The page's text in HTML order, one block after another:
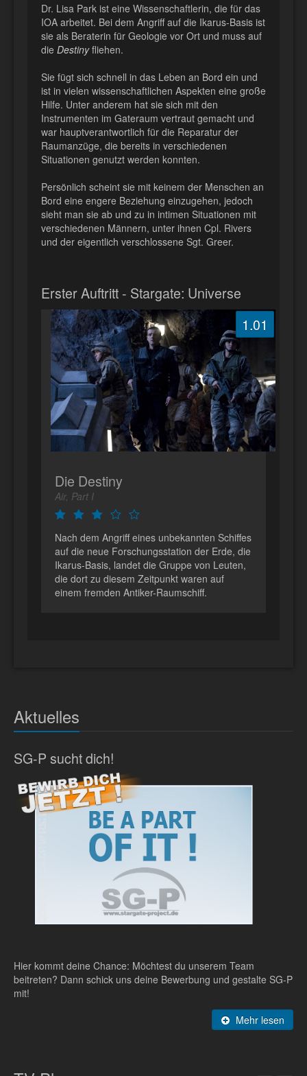
Dr. Lisa Park ist eine Wissenschaftlerin, die für das
IOA arbeitet. Bei dem Angriff auf die Ikarus-Basis ist
sie als Beraterin für Geologie vor Ort und muss auf
die Destinyfliehen.
Sie fügt sich schnell in das Leben an Bord ein und
ist in vielen wissenschaftlichen Aspekten eine große
Hilfe. Unter anderem hat sie sich mit den
Instrumenten im Gateraum vertraut gemacht und
war hauptverantwortlich für die Reparatur der
Raumanzüge, die bereits in verschiedenen
Situationen genutzt werden konnten.
Persönlich scheint sie mit keinem der Menschen an
Bord eine engere Beziehung einzugehen, jedoch
sieht man sie ab und zu in intimen Situationen mit
verschiedenen Männern, unter ihnen Cpl. Rivers
und der eigentlich verschlossene Sgt. Greer.
Erster Auftritt - Stargate: Universe
1.01
Die Destiny
Air, Part I
Nach dem Angriff eines unbekannten Schiffes
auf die neue Forschungsstation der Erde, die
Ikarus-Basis, landet die Gruppe von Leuten,
die dort zu diesem Zeitpunkt waren auf
einem fremden Antiker-Raumschiff.
Aktuelles
SG-P sucht dich!
Hier kommt deine Chance: Möchtest du unserem Team
beitreten? Dann schick uns deine Bewerbung und gestalte SG-P
mit!
Mehr lesen